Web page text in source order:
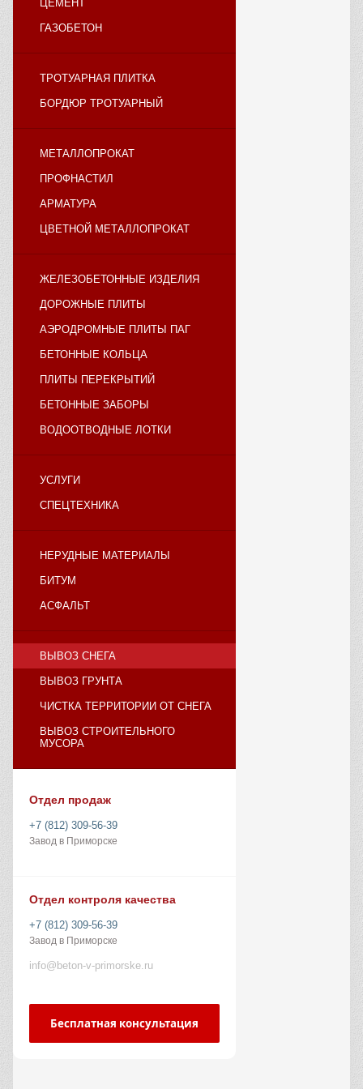
ЦЕМЕНТ
ГАЗОБЕТОН
ТРОТУАРНАЯ ПЛИТКА
БОРДЮР ТРОТУАРНЫЙ
МЕТАЛЛОПРОКАТ
ПРОФНАСТИЛ
АРМАТУРА
ЦВЕТНОЙ МЕТАЛЛОПРОКАТ
ЖЕЛЕЗОБЕТОННЫЕ ИЗДЕЛИЯ
ДОРОЖНЫЕ ПЛИТЫ
АЭРОДРОМНЫЕ ПЛИТЫ ПАГ
БЕТОННЫЕ КОЛЬЦА
ПЛИТЫ ПЕРЕКРЫТИЙ
БЕТОННЫЕ ЗАБОРЫ
ВОДООТВОДНЫЕ ЛОТКИ
УСЛУГИ
СПЕЦТЕХНИКА
НЕРУДНЫЕ МАТЕРИАЛЫ
БИТУМ
АСФАЛЬТ
ВЫВОЗ СНЕГА
ВЫВОЗ ГРУНТА
ЧИСТКА ТЕРРИТОРИИ ОТ СНЕГА
ВЫВОЗ СТРОИТЕЛЬНОГО
МУСОРА
Отдел продаж
+7 (812) 309-56-39
Завод в Приморске
Отдел контроля качества
+7 (812) 309-56-39
Завод в Приморске
info@beton-v-primorske.ru
Бесплатная консультация